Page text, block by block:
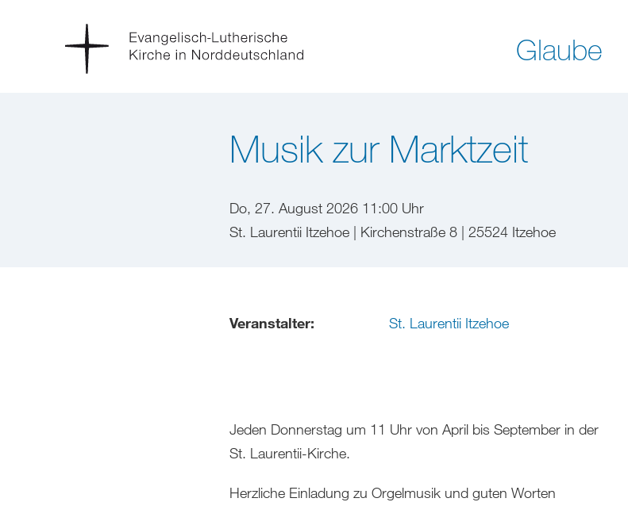
Glaube
Musik zur Marktzeit
Do, 27. August 2026 11:00 Uhr
St. Laurentii Itzehoe | Kirchenstraße 8 | 25524 Itzehoe
Veranstalter: St. Laurentii Itzehoe
Jeden Donnerstag um 11 Uhr von April bis September in der
St. Laurentii-Kirche.
Herzliche Einladung zu Orgelmusik und guten Worten